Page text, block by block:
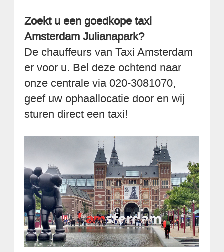
Zoekt u een goedkope taxi
Amsterdam Julianapark?
De chauffeurs van Taxi Amsterdam
er voor u. Bel deze ochtend naar
onze centrale via 020-3081070,
geef uw ophaallocatie door en wij
sturen direct een taxi!